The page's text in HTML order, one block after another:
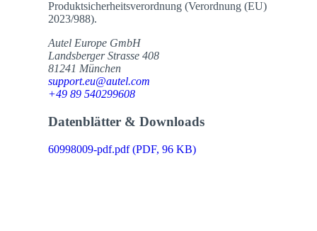
Produktsicherheitsverordnung (Verordnung (EU)
2023/988).
Autel Europe GmbH
Landsberger Strasse 408
81241 München
support.eu@autel.com
+49 89 540299608
Datenblätter & Downloads
60998009-pdf.pdf (PDF, 96 KB)